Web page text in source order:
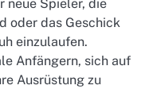
neue Spieler, die
oder das Geschick
einzulaufen.
Anfängern, sich auf
Ausrüstung zu